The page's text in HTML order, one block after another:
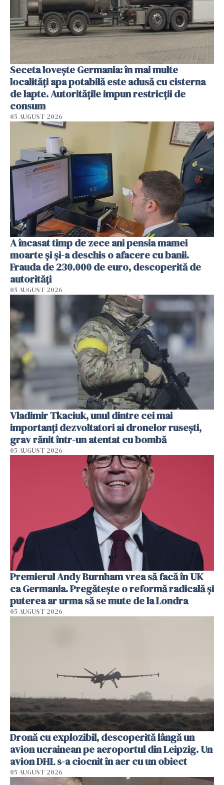
Seceta lovește Germania: în mai multe
localități apa potabilă este adusă cu cisterna
de lapte. Autoritățile impun restricții de
consum
05 AUGUST 2026
A încasat timp de zece ani pensia mamei
moarte și și-a deschis o afacere cu banii.
Frauda de 230.000 de euro, descoperită de
autorități
05 AUGUST 2026
Vladimir Tkaciuk, unul dintre cei mai
importanți dezvoltatori ai dronelor rusești,
grav rănit într-un atentat cu bombă
05 AUGUST 2026
Premierul Andy Burnham vrea să facă în UK
ca Germania. Pregătește o reformă radicală și
puterea ar urma să se mute de la Londra
05 AUGUST 2026
Dronă cu explozibil, descoperită lângă un
avion ucrainean pe aeroportul din Leipzig. Un
avion DHL s-a ciocnit în aer cu un obiect
05 AUGUST 2026